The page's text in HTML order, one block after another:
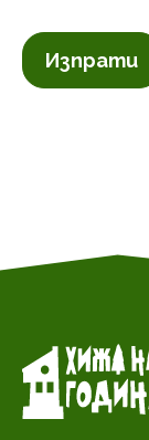
Изпрати